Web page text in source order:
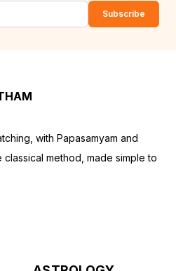
Subscribe
with Papasamyam and
classical method, made simple to